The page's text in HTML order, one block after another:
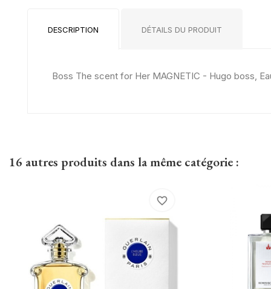
DESCRIPTION DÉTAILS DU PRODUIT
Boss The scent for Her MAGNETIC - Hugo boss,
16 autres produits dans la même catégorie :
favorite_border